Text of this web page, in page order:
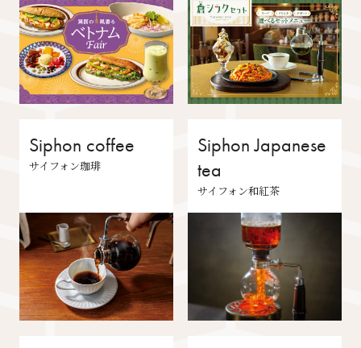
Siphon coffee
サイフォン珈琲
Siphon Japanese
tea
サイフォン和紅茶